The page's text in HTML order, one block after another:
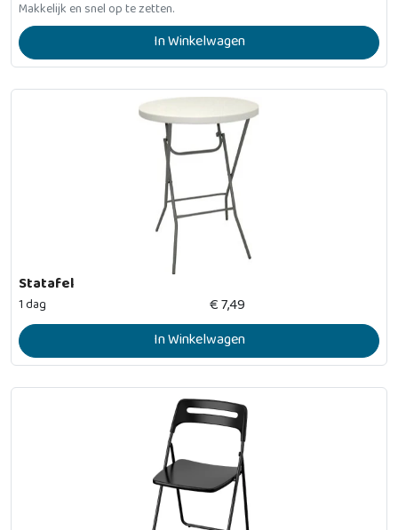
Makkelijk en snel op te zetten.
In Winkelwagen
Statafel
1 dag €7,49
In Winkelwagen